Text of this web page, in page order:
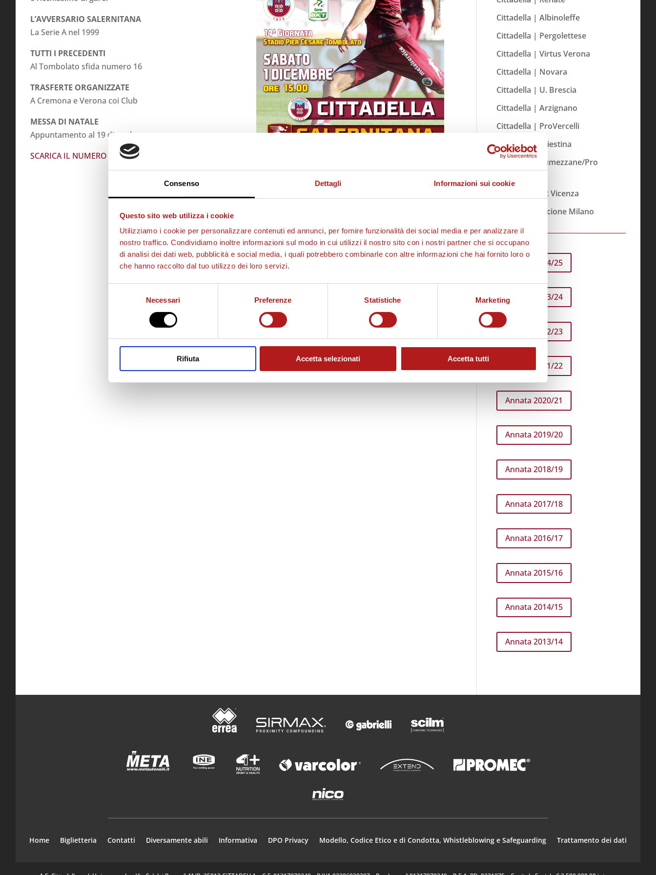
Consenso Dettagli Informazioni sui cookie
Questo sito web utilizza i cookie
Utilizziamo i cookie per personalizzare contenuti ed annunci, per fornire funzionalità dei social media e per analizzare il
nostro traffico. Condividiamo inoltre informazioni sul modo in cui utilizzi il nostro sito con i nostri partner che si occupano
di analisi dei dati web, pubblicità e social media, i quali potrebbero combinarle con altre informazioni che hai fornito loro o
che hanno raccolto dal tuo utilizzo dei loro servizi.
Necessari Preferenze Statistiche Marketing
Rifiuta Accetta selezionati Accetta tutti
L’AVVERSARIO SALERNITANA
La Serie A nel 1999
TUTTI I PRECEDENTI
Al Tombolato sfida numero 16
TRASFERTE ORGANIZZATE
A Cremona e Verona coi Club
MESSA DI NATALE
Appuntamento al 19 dicembre
SCARICA IL NUMERO 7
Cittadella | Albinoleffe
Cittadella | Pergolettese
Cittadella | Virtus Verona
Cittadella | Novara
Cittadella | U. Brescia
Cittadella | Arzignano
Cittadella | ProVercelli
Cittadella | Triestina
Cittadella | Lumezzane/Pro
Cittadella | LR Vicenza
Cittadella | Alcione Milano
Annata 2024/25
Annata 2023/24
Annata 2022/23
Annata 2021/22
Annata 2020/21
Annata 2019/20
Annata 2018/19
Annata 2017/18
Annata 2016/17
Annata 2015/16
Annata 2014/15
Annata 2013/14
Home Biglietteria Contatti Diversamente abili Informativa DPO Privacy Modello, Codice Etico e di Condotta, Whistleblowing e Safeguarding Trattamento dei dati